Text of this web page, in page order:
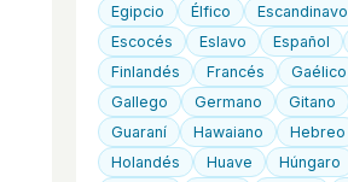
Egipcio
Élfico
Escandinavo
Escocés
Eslavo Español
Finlandés
Francés
Gaélico
Gallego
Germano Gitano
Guaraní
Hawaiano Hebreo
Holandés
Huave Húngaro